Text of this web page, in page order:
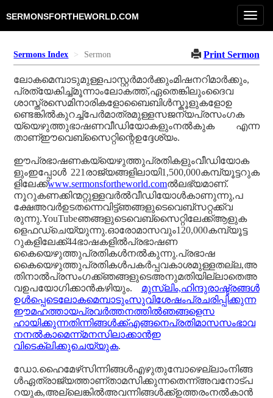
SERMONSFORTHEWORLD.COM
Sermons Index Sermon Print Sermon
ലോകമെമ്പാടുമുള്ളപാസ്റ്റർമാർക്കുംമിഷനറിമാർക്കും,
പ്രത്യേകിച്ച്മൂന്നാംലോകത്ത്,ഏതെങ്കിലുംദൈവ
ശാസ്ത്രസെമിനാരികളോബൈബിൾസ്കൂളുകളോഉ
ണ്ടെങ്കിൽകുറച്ച്പേർമാത്രമുള്ളസജന്യപ്രസംഗക
യ്യെഴുത്തുഭാഷണവീഡിയോകളുംനൽകുക എന്ന
താണ്ഈവെബ്‌സൈറ്റിന്റെഉദ്ദേശ്യം.
ഈപ്രഭാഷണകയ്യെഴുത്തുപ്രതികളുംവീഡിയോക
ളുംഇപ്പോൾ 221രാജ്യങ്ങളിലായി1,500,000കമ്പ്യൂട്ടറുക
ളിലേക്ക്www.sermonsfortheworld.comൽലഭ്യമാണ്.
നൂറുകണക്കിന്മറ്റുള്ളവർൽവീഡിയോൾകാണുന്നു,പ
ക്ഷേഅവർഉടതന്നെവിട്ട്ഞങ്ങളുടെവെബ്‌സറ്റക്ക്വ
രുന്നു.YouTubeഞങ്ങളുടെവെബ്‌സൈറ്റിലേക്ക്ആളുക
ളെഫഡ്ചെയ്യുന്നു.ഓരോമാസവും120,000കമ്പ്യൂട്ട
റുകളിലേക്ക്44ഭാഷകളിൽപ്രഭാഷണ
കൈയെഴുത്തുപ്രതികൾനൽകുന്നു.പ്രഭാഷ
കൈയെഴുത്തുപ്രതികൾപകർപ്പവകാശമുള്ളതല്ല,അ
തിനാൽപ്രസംഗക്ക്ഞങ്ങളുടെഅനുമതിയില്ലാതെഅ
വഉപയോഗിക്കാൻകഴിയും. മുസ്‌ലിം,ഹിന്ദുരാഷ്ട്രങ്ങൾ
ഉൾപ്പെടെലോകമെമ്പാടുംസുവിശേഷംപ്രചരിപ്പിക്കുന്ന
ഈമഹത്തായപ്രവർത്തനത്തിൽഞങ്ങളെസ
ഹായിക്കുന്നതിന്നിങ്ങൾക്ക്എങ്ങനെപ്രതിമാസസംഭാവ
നനൽകാമെന്ന്മനസിലാക്കാൻഇ
വിടെക്ലിക്കുചെയ്യുക.
ഡോ.ഹൈമേഴ്‌സിന്നിങ്ങൾഎഴുതുമ്പോഴെല്ലാംനിങ്ങ
ൾഏത്രാജ്യത്താണ്താമസിക്കുന്നതെന്ന്അവനോട്പ
റയുക,അല്ലെങ്കിൽഅവന്നിങ്ങൾക്ക്ഉത്തരംനൽകാൻ